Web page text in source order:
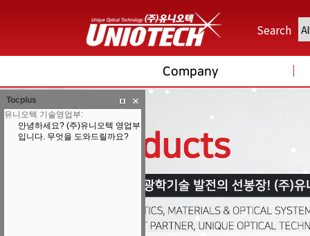
Search
Company
Tocplus